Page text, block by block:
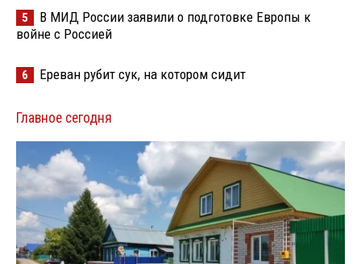
5
В МИД России заявили о подготовке Европы к
войне с Россией
6 Ереван рубит сук, на котором сидит
Главное сегодня